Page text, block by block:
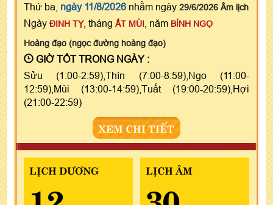
Thứ ba, ngày 11/8/2026 nhằm ngày 29/6/2026 Âm lịch
Ngày ĐINH TỴ, tháng ẤT MÙI , năm BÍNH NGỌ
Hoàng đạo (ngọc đường hoàng đạo)
GIỜ TỐT TRONG NGÀY :
Sửu (1:00-2:59),Thìn (7:00-8:59),Ngọ (11:00-
12:59),Mùi (13:00-14:59),Tuất (19:00-20:59),Hợi
(21:00-22:59)
XEM CHI TIẾT
LỊCH DƯƠNG LỊCH ÂM